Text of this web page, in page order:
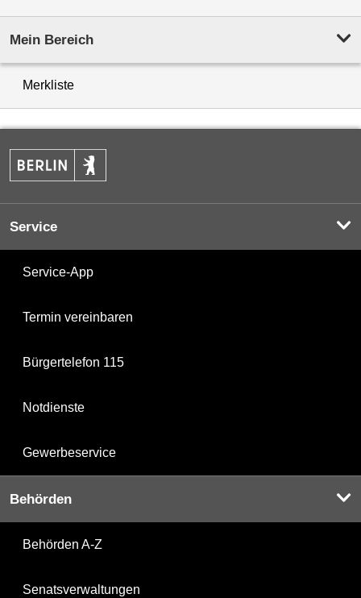
Mein Bereich
Merkliste
Service
Service-App
Termin vereinbaren
Bürgertelefon 115
Notdienste
Gewerbeservice
Behörden
Behörden A-Z
Senatsverwaltungen